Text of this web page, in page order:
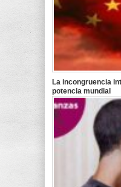
La incongruencia
potencia mundial